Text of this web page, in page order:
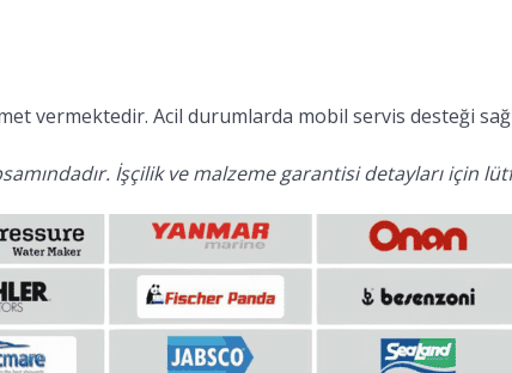
vermektedir. Acil durumlarda mobil servis desteği
İşçilik ve malzeme garantisi detayları için